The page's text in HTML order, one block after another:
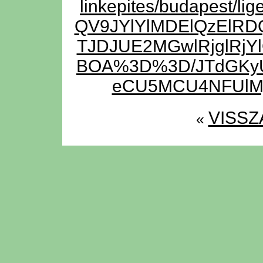
linkepites/budapest/
BOA%3D%3D/
«